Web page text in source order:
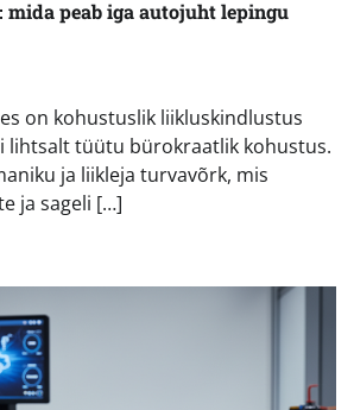
peab iga autojuht lepingu
on kohustuslik liikluskindlustus
lihtsalt tüütu bürokraatlik kohustus.
ja liikleja turvavõrk, mis
ja sageli […]